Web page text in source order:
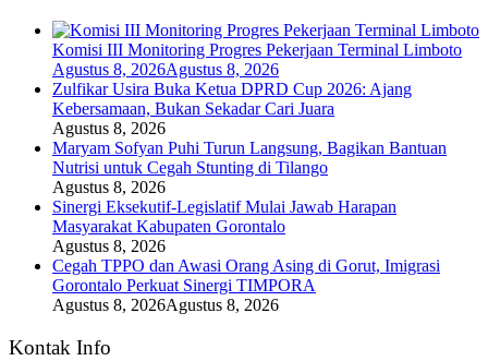
Komisi III Monitoring Progres Pekerjaan Terminal Limboto
Agustus 8, 2026Agustus 8, 2026
Zulfikar Usira Buka Ketua DPRD Cup 2026: Ajang
Kebersamaan, Bukan Sekadar Cari Juara
Agustus 8, 2026
Maryam Sofyan Puhi Turun Langsung, Bagikan Bantuan
Nutrisi untuk Cegah Stunting di Tilango
Agustus 8, 2026
Sinergi Eksekutif-Legislatif Mulai Jawab Harapan
Masyarakat Kabupaten Gorontalo
Agustus 8, 2026
Cegah TPPO dan Awasi Orang Asing di Gorut, Imigrasi
Gorontalo Perkuat Sinergi TIMPORA
Agustus 8, 2026Agustus 8, 2026
Kontak Info